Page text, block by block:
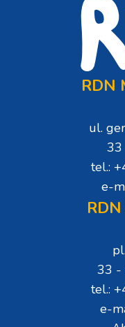
RDN
ul.
33
tel.:
e-
33 -
tel.:
e-